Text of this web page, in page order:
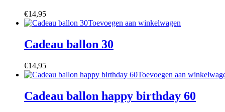
€14,95
Toevoegen aan winkelwagen
Cadeau ballon 30
€14,95
Toevoegen aan
Cadeau ballon happy birthday 60